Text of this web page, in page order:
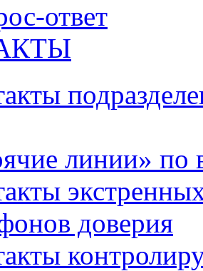
ответ
линии» по
доверия